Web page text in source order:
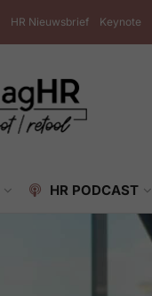
HR Nieuwsbrief Keynote
HR PODCAST